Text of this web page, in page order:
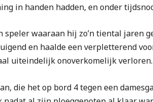
in handen hadden, en onder
speler waaraan hij zo’n tiental jaren
en haalde een verpletterend
uiteindelijk onoverkomelijk verloren.
die het op bord 4 tegen een